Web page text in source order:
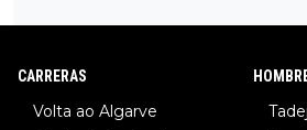
CARRERAS
Volta ao Algarve